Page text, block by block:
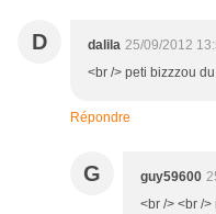
D dalila 25/09/2012
<br /> peti bizzzou
Répondre
G guy59600
<br /> <br /